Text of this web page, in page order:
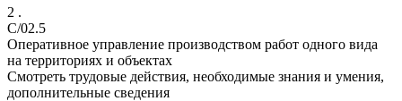
2 .
C/02.5
Оперативное управление производством работ одного вида
на территориях и объектах
Смотреть трудовые действия, необходимые знания и умения,
дополнительные сведения